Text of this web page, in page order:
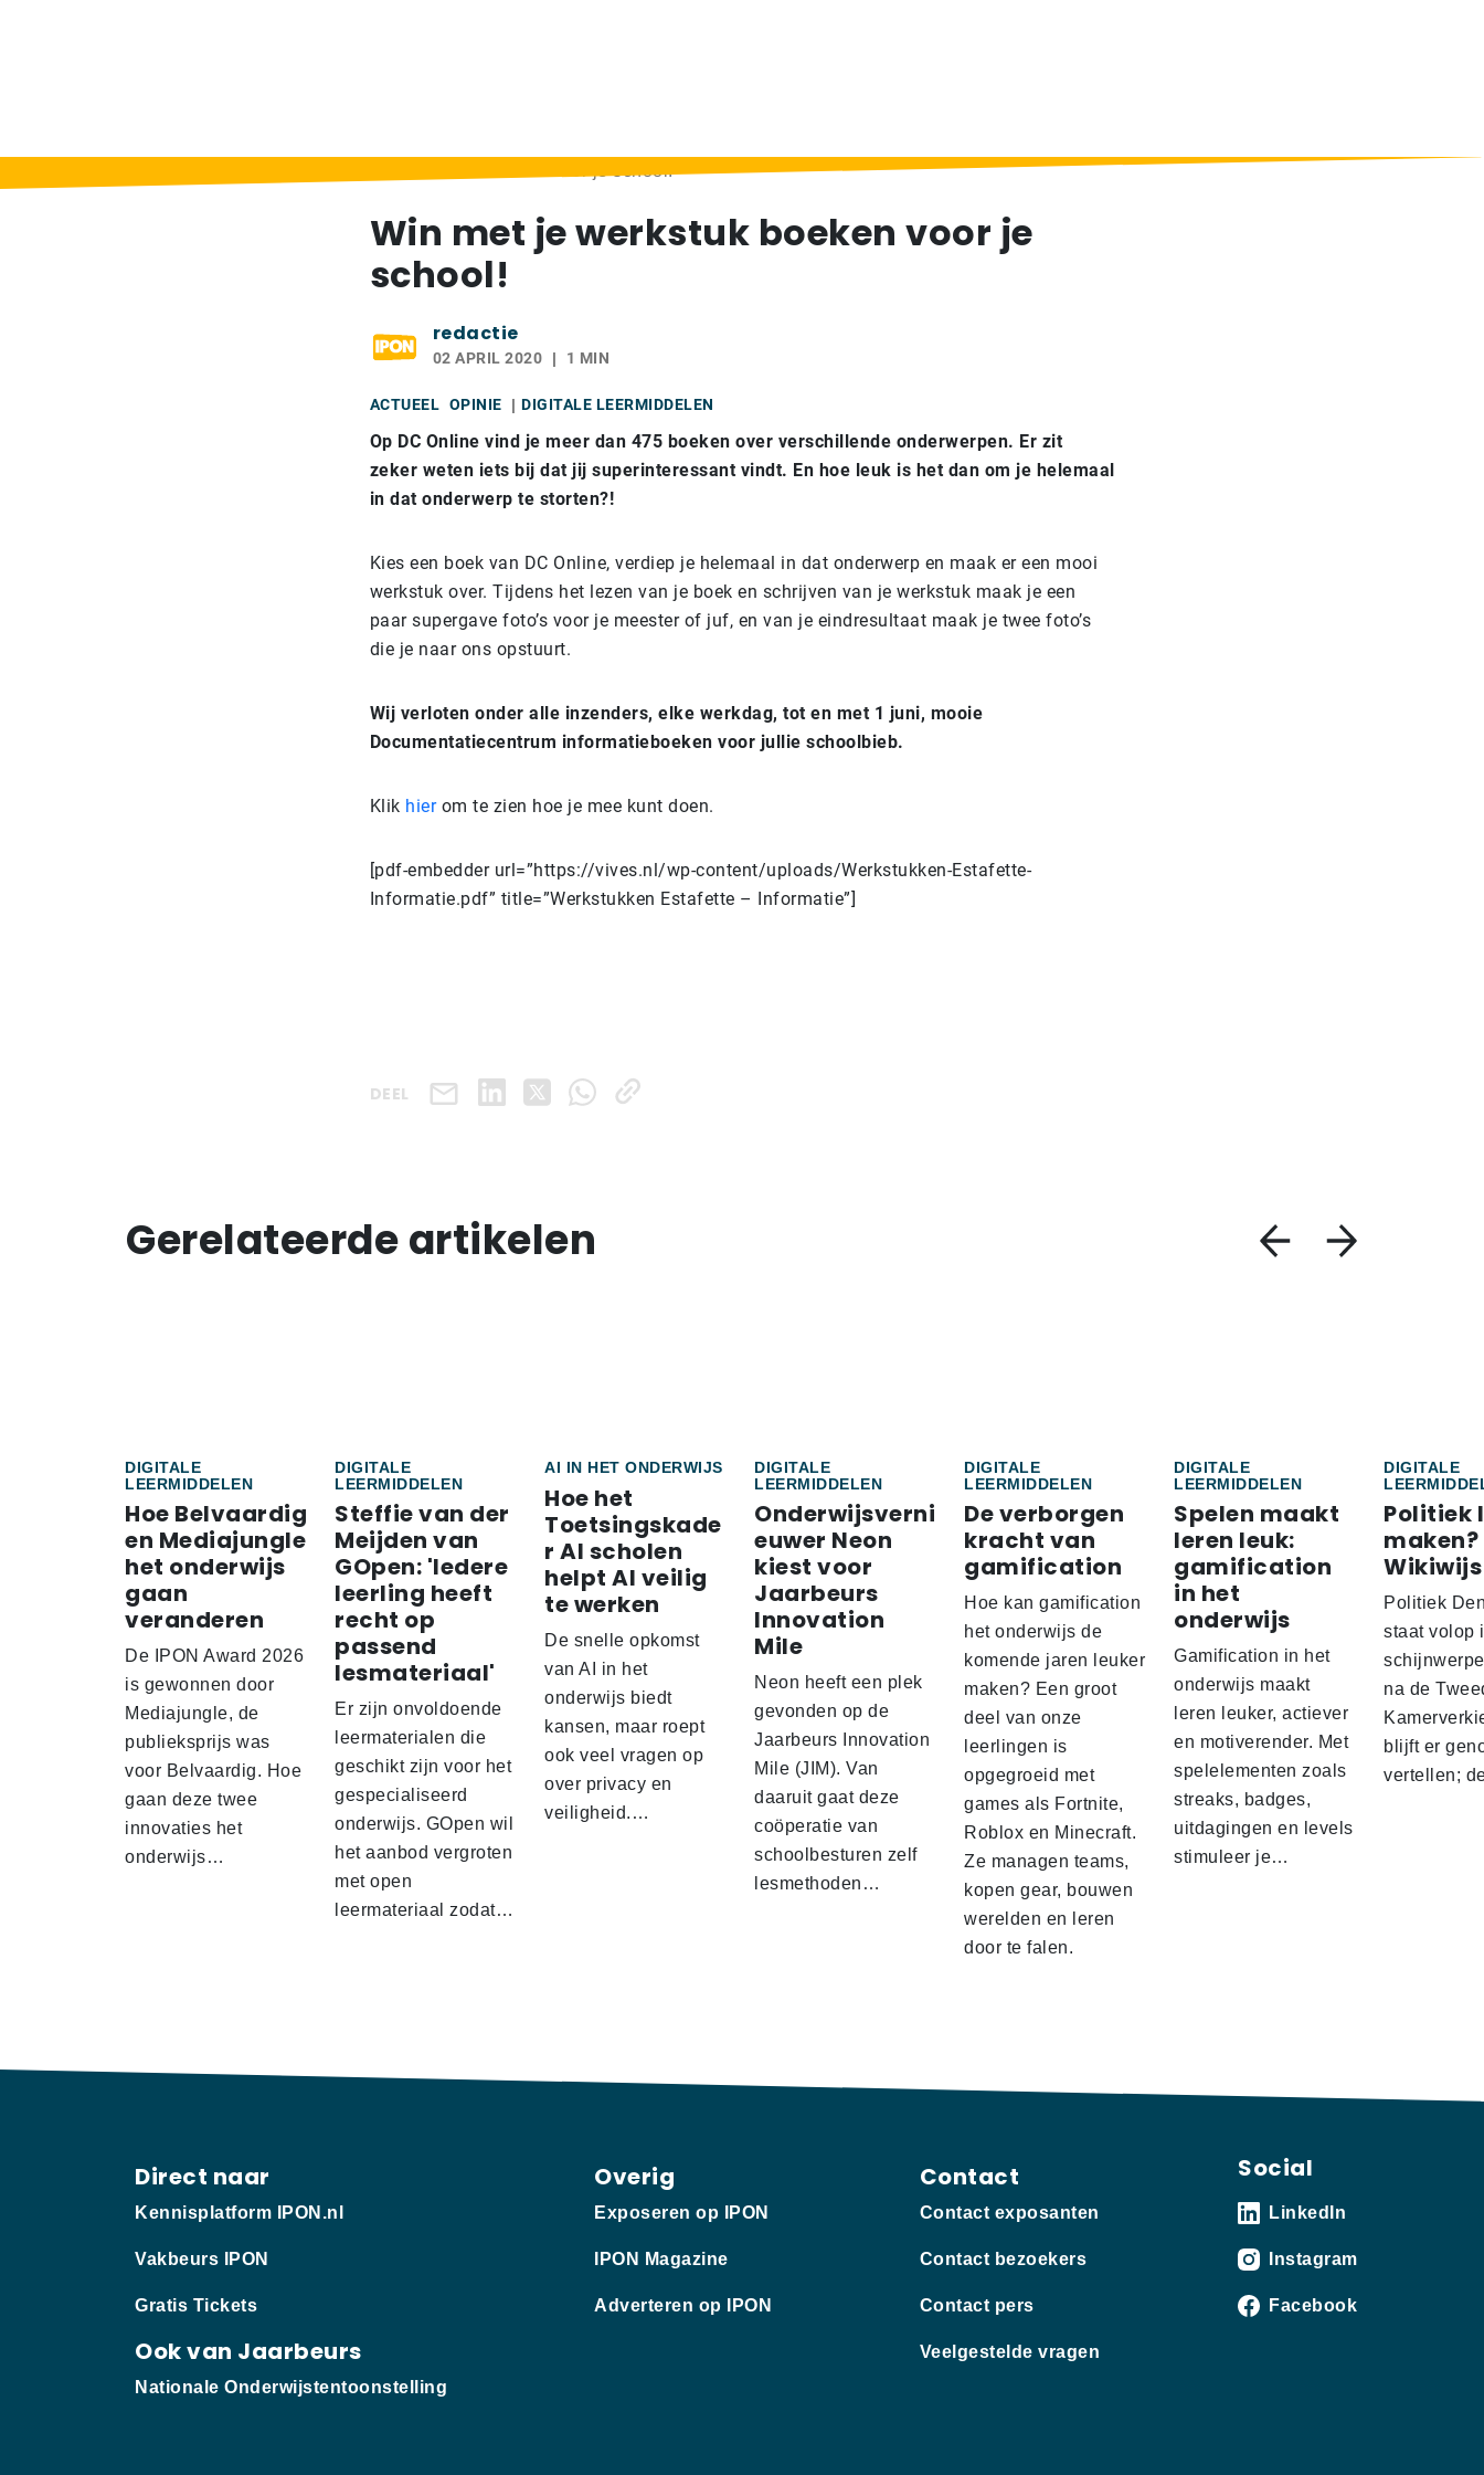
Win met je werkstuk boeken voor je school!
Win met je werkstuk boeken voor je
school!
redactie
02 APRIL 2020 1 MIN
ACTUEEL OPINIE DIGITALE LEERMIDDELEN
Op DC Online vind je meer dan 475 boeken over verschillende onderwerpen. Er zit
zeker weten iets bij dat jij superinteressant vindt. En hoe leuk is het dan om je helemaal
in dat onderwerp te storten?!
Kies een boek van DC Online, verdiep je helemaal in dat onderwerp en maak er een mooi
werkstuk over. Tijdens het lezen van je boek en schrijven van je werkstuk maak je een
paar supergave foto’s voor je meester of juf, en van je eindresultaat maak je twee foto’s
die je naar ons opstuurt.
Wij verloten onder alle inzenders, elke werkdag, tot en met 1 juni, mooie
Documentatiecentrum informatieboeken voor jullie schoolbieb.
Klik hierom te zien hoe je mee kunt doen.
[pdf-embedder url=”https://vives.nl/wp-content/uploads/Werkstukken-Estafette-
Informatie.pdf” title=”Werkstukken Estafette – Informatie”]
DEEL
Gerelateerde artikelen
DIGITALE
LEERMIDDELEN
Hoe Belvaardig
en Mediajungle
het onderwijs
gaan
veranderen
De IPON Award 2026
is gewonnen door
Mediajungle, de
publieksprijs was
voor Belvaardig. Hoe
gaan deze twee
innovaties het
onderwijs…
DIGITALE
LEERMIDDELEN
Steffie van der
Meijden van
GOpen: 'Iedere
leerling heeft
recht op
passend
lesmateriaal'
Er zijn onvoldoende
leermaterialen die
geschikt zijn voor het
gespecialiseerd
onderwijs. GOpen wil
het aanbod vergroten
met open
leermateriaal zodat…
AI IN HET ONDERWIJS
Hoe het
Toetsingskade
r AI scholen
helpt AI veilig
te werken
De snelle opkomst
van AI in het
onderwijs biedt
kansen, maar roept
ook veel vragen op
over privacy en
veiligheid.…
DIGITALE
LEERMIDDELEN
Onderwijsverni
euwer Neon
kiest voor
Jaarbeurs
Innovation
Mile
Neon heeft een plek
gevonden op de
Jaarbeurs Innovation
Mile (JIM). Van
daaruit gaat deze
coöperatie van
schoolbesturen zelf
lesmethoden…
DIGITALE
LEERMIDDELEN
De verborgen
kracht van
gamification
Hoe kan gamification
het onderwijs de
komende jaren leuker
maken? Een groot
deel van onze
leerlingen is
opgegroeid met
games als Fortnite,
Roblox en Minecraft.
Ze managen teams,
kopen gear, bouwen
werelden en leren
door te falen.
DIGITALE
LEERMIDDELEN
Spelen maakt
leren leuk:
gamification
in het
onderwijs
Gamification in het
onderwijs maakt
leren leuker, actiever
en motiverender. Met
spelelementen zoals
streaks, badges,
uitdagingen en levels
stimuleer je…
DIGITALE
Politiek
maken?
Politiek
staat volop
na de
blijft er
vertellen;
Direct naar
Kennisplatform IPON.nl
Vakbeurs IPON
Gratis Tickets
Ook van Jaarbeurs
Nationale Onderwijstentoonstelling
Overig
Exposeren op IPON
IPON Magazine
Adverteren op IPON
Contact
Contact exposanten
Contact bezoekers
Contact pers
Veelgestelde vragen
Social
LinkedIn
Instagram
Facebook